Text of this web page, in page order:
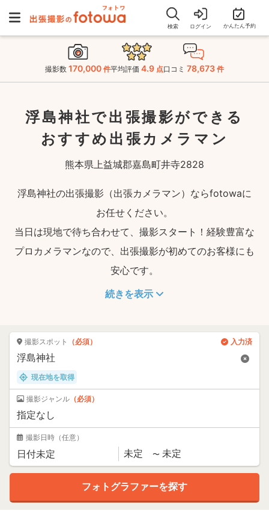
検索 ログイン かんたん予約
撮影数 170,000 件平均評価 4.9 点口コミ 78,673 件
浮島神社で出張撮影ができる
おすすめ出張カメラマン
熊本県上益城郡嘉島町井寺2828
浮島神社の出張撮影（出張カメラマン）ならfotowaに
お任せください。
当日は現地で待ち合わせて、撮影スタート！経験豊富な
プロカメラマンなので、出張撮影が初めてのお客様にも
安心です。
続きを表示
撮影スポット （必須） 入力済
現在地を取得
撮影ジャンル （必須）
撮影日時 （任意）